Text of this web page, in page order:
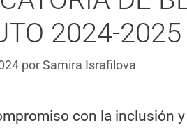
2024-2025
porSamira Israfilova
con la inclusión